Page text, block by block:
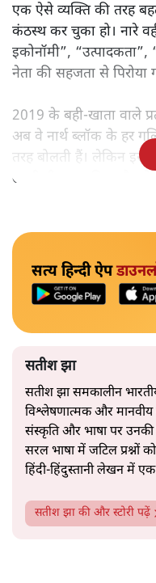
एक ऐसे व्यक्ति की तरह
कंठस्थ कर चुका हो। नारे
इकोनॉमी”,
नेता की सहजता से पिरोया
2019 के बही‑खाता वाले
अब वे नार्थ ब्लॉक के हर
तरह बोलती हैं। लेकिन इस
उतनी ही अनुमानित और
सत्य हिन्दी ऐप
सतीश झा
सतीश झा समकालीन
विश्लेषणात्मक और मानवीय
संस्कृति और भाषा पर
सरल भाषा में जटिल
हिंदी‑हिंदुस्तानी लेखन में एक
सतीश झा की और स्टोरी पढ़ें